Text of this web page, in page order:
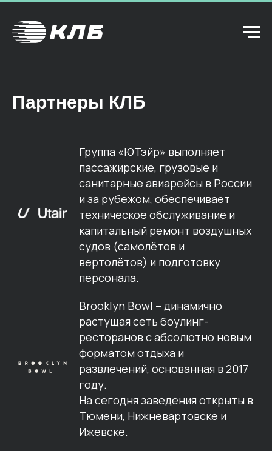
Партнеры КЛБ
Группа «ЮТэйр» выполняет
пассажирские, грузовые и
санитарные авиарейсы в России
и за рубежом, обеспечивает
техническое обслуживание и
капитальный ремонт воздушных
судов (самолётов и
вертолётов) и подготовку
персонала.
Brooklyn Bowl – динамично
растущая сеть боулинг-
ресторанов с абсолютно новым
форматом отдыха и
развлечений, основанная в 2017
году.
На сегодня заведения открыты в
Тюмени, Нижневартовске и
Ижевске.